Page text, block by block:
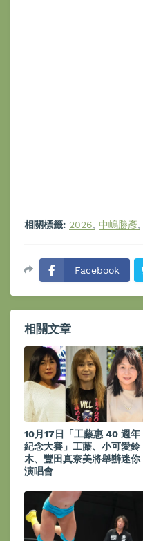
相關標籤: 2026 中嶋勝彥
Facebook
相關文章
10月17日「工藤惠 40 週年
紀念大賽」工藤、小可愛鈴
木、豐田真奈美將舉辦迷你
演唱會